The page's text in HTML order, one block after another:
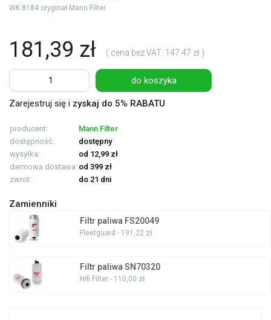
WK 8184 oryginał Mann Filter
181,39 zł ( cena bez VAT: 147.47 zł )
do koszyka
Zarejestruj się i zyskaj do 5% RABATU
producent:
Mann Filter
dostępność:
dostępny
wysyłka:
od 12,99 zł
darmowa dostawa: od 399 zł
zwrot:
do 21 dni
Zamienniki
Filtr paliwa FS20049
Fleetguard - 191,22 zł
Filtr paliwa SN70320
Hifi Filter - 110,00 zł